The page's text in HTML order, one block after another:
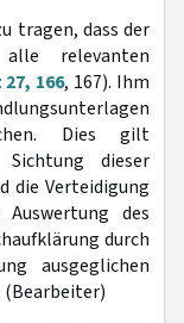
tragen, dass der
alle relevanten
27, 166, 167). Ihm
Dies gilt
dieser
die Verteidigung
des
durch
ausgeglichen
(Bearbeiter)